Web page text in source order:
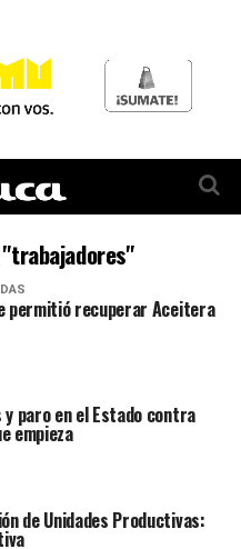
permitió recuperar Aceitera
y paro en el Estado contra
empieza
de Unidades Productivas: